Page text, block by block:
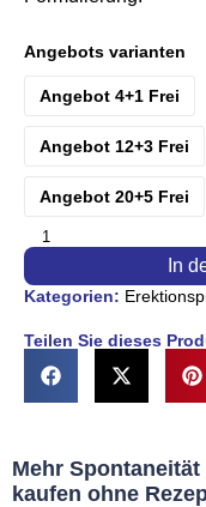
Angebots varianten
Angebot 4+1 Frei
Angebot 12+3 Frei
Angebot 20+5 Frei
In
Kategorien:
Teilen Sie dieses
Mehr
kaufen ohne